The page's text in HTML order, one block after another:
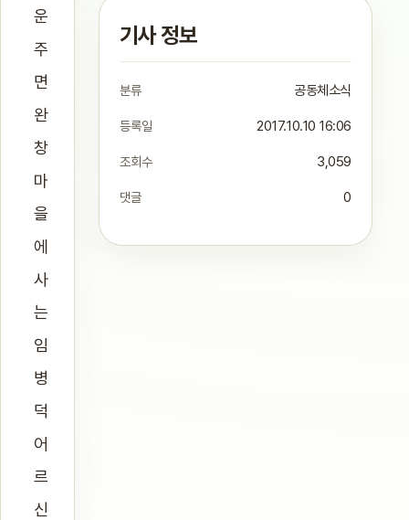
운
주
면
완
창
마
을
에
사
는
임
병
덕
어
르
신
기사 정보
분류 공동체소식
등록일 2017.10.10 16:06
조회수 3,059
댓글 0